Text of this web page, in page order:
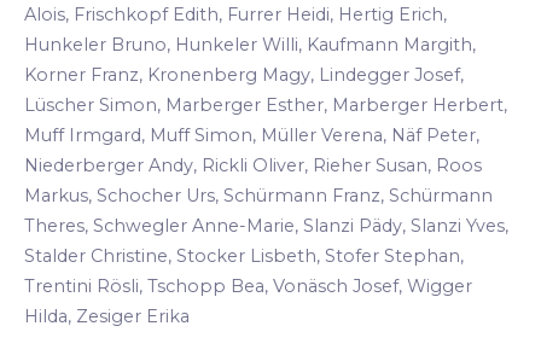
Alois, Frischkopf Edith, Furrer Heidi, Hertig Erich,
Hunkeler Bruno, Hunkeler Willi, Kaufmann Margith,
Korner Franz, Kronenberg Magy, Lindegger Josef,
Lüscher Simon, Marberger Esther, Marberger Herbert,
Muff Irmgard, Muff Simon, Müller Verena, Näf Peter,
Niederberger Andy, Rickli Oliver, Rieher Susan, Roos
Markus, Schocher Urs, Schürmann Franz, Schürmann
Theres, Schwegler Anne-Marie, Slanzi Pädy, Slanzi Yves,
Stalder Christine, Stocker Lisbeth, Stofer Stephan,
Trentini Rösli, Tschopp Bea, Vonäsch Josef, Wigger
Hilda, Zesiger Erika